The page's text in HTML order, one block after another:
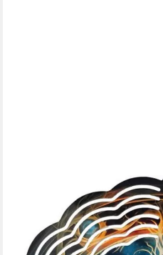
Windspiel Edelstahl 3D
Blau Gelb WI277
16,99 €
lieferbar - in 3-4 Werktagen bei dir